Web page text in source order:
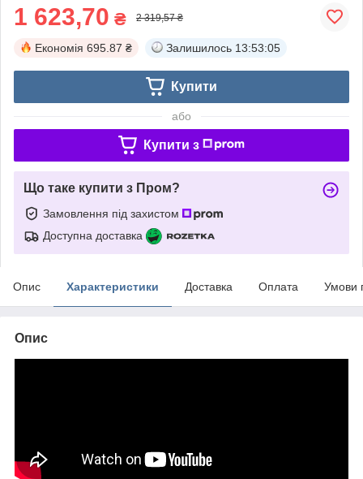
1 623,70 ₴ 2 319,57 ₴
Економія 695.87 ₴ Залишилось 13:53:05
Купити
або
Купити з
Що таке купити з Пром?
Замовлення під захистом
Доступна доставка
Опис Характеристики Доставка Оплата Умови
Опис